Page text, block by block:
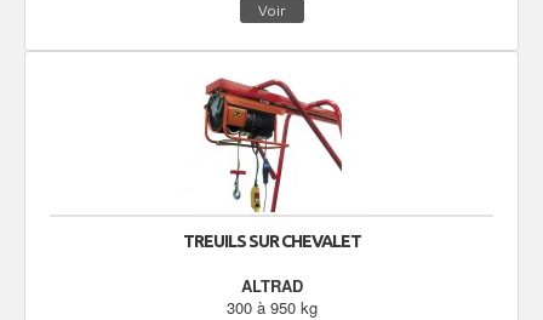
Voir
TREUILS SUR CHEVALET
ALTRAD
300 à 950 kg